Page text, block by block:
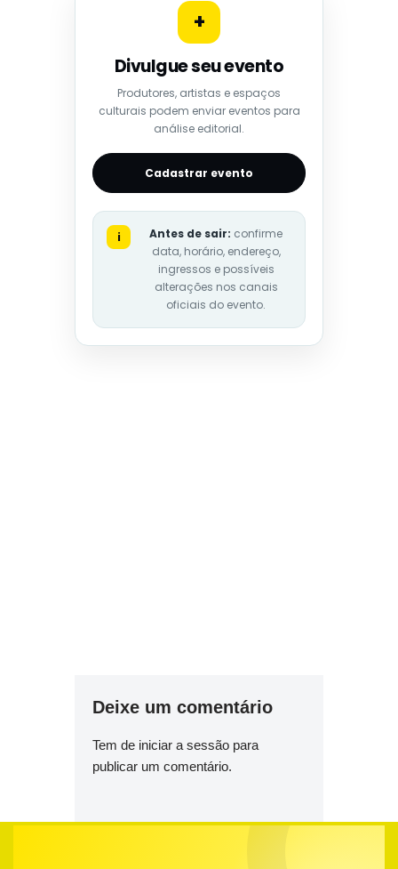
+
Divulgue seu evento
Produtores, artistas e espaços
culturais podem enviar eventos para
análise editorial.
Cadastrar evento
i Antes de sair: confirme
data, horário, endereço,
ingressos e possíveis
alterações nos canais
oficiais do evento.
Deixe um comentário
Tem de iniciar a sessão para
publicar um comentário.